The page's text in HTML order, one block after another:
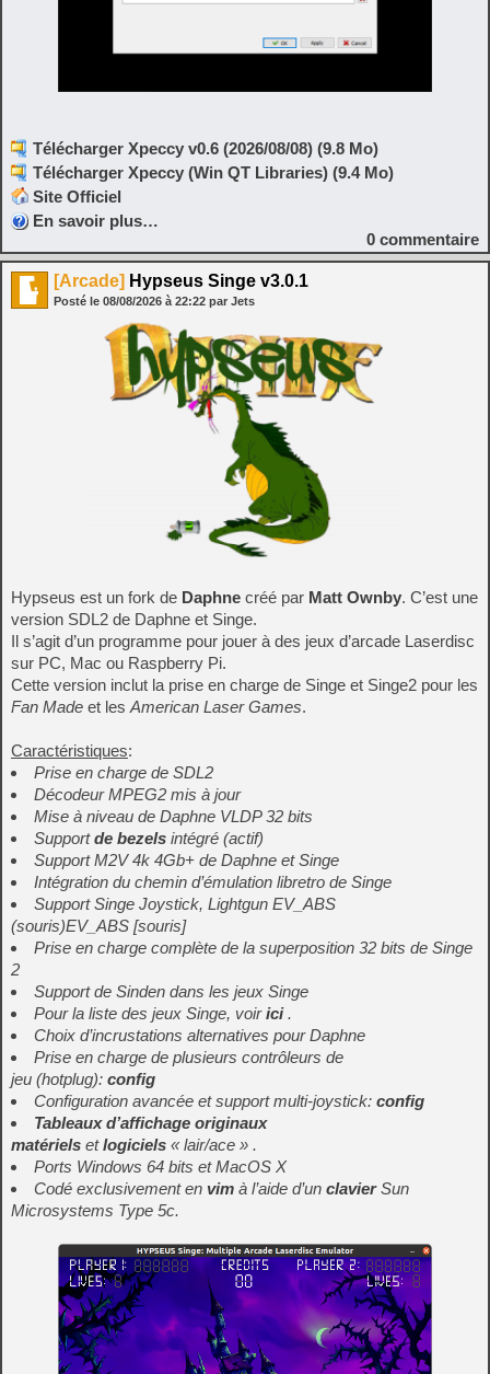
Télécharger Xpeccy v0.6 (2026/08/08) (9.8 Mo)
Télécharger Xpeccy (Win QT Libraries) (9.4 Mo)
Site Officiel
En savoir plus…
0 commentaire
[Arcade] Hypseus Singe v3.0.1
Posté le 08/08/2026 à 22:22 par Jets
Hypseus est un fork de Daphne créé par Matt Ownby. C’est une
version SDL2 de Daphne et Singe.
Il s’agit d’un programme pour jouer à des jeux d’arcade Laserdisc
sur PC, Mac ou Raspberry Pi.
Cette version inclut la prise en charge de Singe et Singe2 pour les
Fan Made et les American Laser Games.
Caractéristiques:
Prise en charge de SDL2
Décodeur MPEG2 mis à jour
Mise à niveau de Daphne VLDP 32 bits
Supportde bezels intégré (actif)
Support M2V 4k 4Gb+ de Daphne et Singe
Intégration du chemin d’émulation libretro de Singe
Support Singe Joystick, Lightgun EV_ABS
(souris)EV_ABS [souris]
Prise en charge complète de la superposition 32 bits de Singe
2
Support de Sinden dans les jeux Singe
Pour la liste des jeux Singe, voirici.
Choix d’incrustations alternatives pour Daphne
Prise en charge de plusieurs contrôleurs de
jeu (hotplug): config
Configuration avancée et support multi-joystick: config
Tableaux d’affichage originaux
matériels etlogiciels « lair/ace » .
Ports Windows 64 bits et MacOS X
Codé exclusivement en vim à l’aide d’un clavierSun
Microsystems Type 5c.